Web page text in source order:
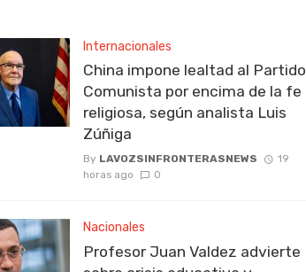
Internacionales
China impone lealtad al Partido
Comunista por encima de la fe
religiosa, según analista Luis
Zúñiga
By LAVOZSINFRONTERASNEWS
19
horas ago
0
Nacionales
Profesor Juan Valdez advierte